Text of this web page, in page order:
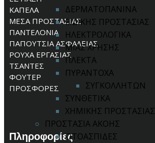
ΔΕΡΜΑΤΟΠΑΝΙΝΑ
ΕΙΔΙΚΗΣ ΠΡΟΣΤΑΣΙΑΣ
ΗΛΕΚΤΡΟΛΟΓΙΚΑ
ΜΙΑΣ ΧΡΗΣΗΣ
ΠΛΕΚΤΑ
ΠΥΡΑΝΤΟΧΑ
ΣΥΓΚΟΛΛΗΤΩΝ
ΣΥΝΘΕΤΙΚΑ
ΧΗΜΙΚΗΣ ΠΡΟΣΤΑΣΙΑΣ
ΠΡΟΣΤΑΣΙΑ ΑΚΟΗΣ
ΩΤΟΑΣΠΙΔΕΣ
ΚΑΠΕΛΑ
ΜΕΣΑ ΠΡΟΣΤΑΣΙΑΣ
ΠΑΝΤΕΛΟΝΙΑ
ΠΑΠΟΥΤΣΙΑ ΑΣΦΑΛΕΙΑΣ
ΡΟΥΧΑ ΕΡΓΑΣΙΑΣ
ΤΣΑΝΤΕΣ
ΦΟΥΤΕΡ
ΠΡΟΣΦΟΡΕΣ
Πληροφορίες